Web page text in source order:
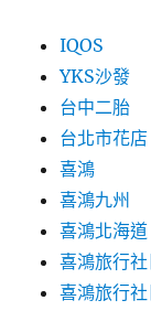
IQOS
YKS沙發
台中二胎
台北市花店
喜鴻
喜鴻九州
喜鴻北海道
喜鴻旅行
喜鴻旅行